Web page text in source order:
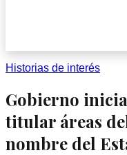
Historias de interés
Gobierno
titular áreas
nombre del